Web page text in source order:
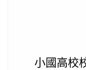
小國高校